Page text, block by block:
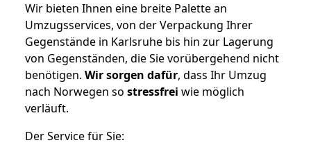
Wir bieten Ihnen eine breite Palette an
Umzugsservices, von der Verpackung Ihrer
Gegenstände in Karlsruhe bis hin zur Lagerung
von Gegenständen, die Sie vorübergehend nicht
benötigen. Wir sorgen dafür, dass Ihr Umzug
nach Norwegen so stressfrei wie möglich
verläuft.
Der Service für Sie: